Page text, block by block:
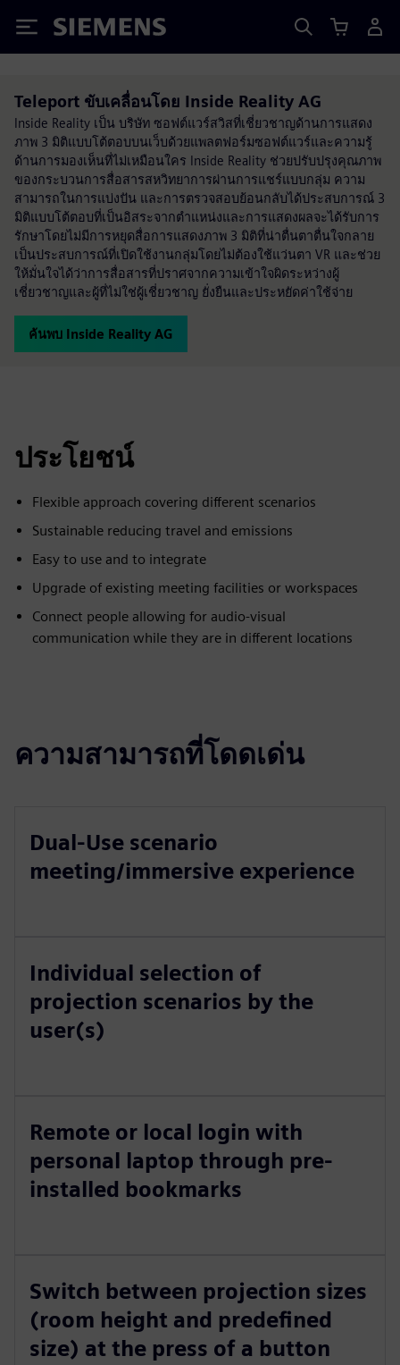
Siemens
Teleport ขับเคลื่อนโดย Inside Reality AG
Inside Reality เป็น บริษัท ซอฟต์แวร์สวิสที่เชี่ยวชาญด้านการแสดง
ภาพ 3 มิติแบบโต้ตอบบนเว็บด้วยแพลตฟอร์มซอฟต์แวร์และความรู้
ด้านการมองเห็นที่ไม่เหมือนใคร Inside Reality ช่วยปรับปรุงคุณภาพ
ของกระบวนการสื่อสารสหวิทยาการผ่านการแชร์แบบกลุ่ม ความ
สามารถในการแบ่งปัน และการตรวจสอบย้อนกลับได้ประสบการณ์ 3
มิติแบบโต้ตอบที่เป็นอิสระจากตำแหน่งและการแสดงผลจะได้รับการ
รักษาโดยไม่มีการหยุดสื่อการแสดงภาพ 3 มิติที่น่าตื่นตาตื่นใจกลาย
เป็นประสบการณ์ที่เปิดใช้งานกลุ่มโดยไม่ต้องใช้แว่นตา VR และช่วย
ให้มั่นใจได้ว่าการสื่อสารที่ปราศจากความเข้าใจผิดระหว่างผู้
เชี่ยวชาญและผู้ที่ไม่ใช่ผู้เชี่ยวชาญ ยั่งยืนและประหยัดค่าใช้จ่าย
ค้นพบ Inside Reality AG
ประโยชน์
Flexible approach covering different scenarios
Sustainable reducing travel and emissions
Easy to use and to integrate
Upgrade of existing meeting facilities or workspaces
Connect people allowing for audio-visual
communication while they are in different locations
ความสามารถที่โดดเด่น
Dual-Use scenario
meeting/immersive experience
Individual selection of
projection scenarios by the
user(s)
Remote or local login with
personal laptop through pre-
installed bookmarks
Switch between projection sizes
(room height and predefined
size) at the press of a button